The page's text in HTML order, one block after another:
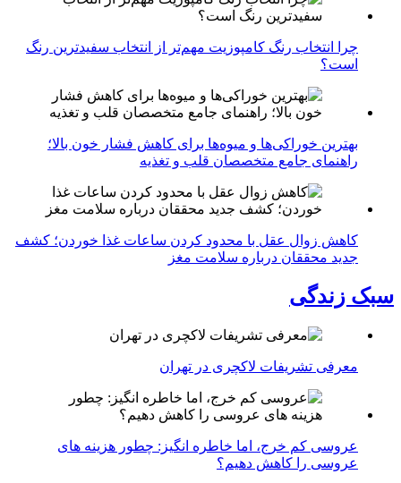
چرا انتخاب رنگ کامپوزیت مهم‌تر از انتخاب سفیدترین رنگ
است؟
بهترین خوراکی‌ها و میوه‌ها برای کاهش فشار خون بالا؛
راهنمای جامع متخصصان قلب و تغذیه
کاهش زوال عقل با محدود کردن ساعات غذا خوردن؛ کشف
جدید محققان درباره سلامت مغز
سبک زندگی
معرفی تشریفات لاکچری در تهران
عروسی کم خرج، اما خاطره انگیز: چطور هزینه های
عروسی را کاهش دهیم؟